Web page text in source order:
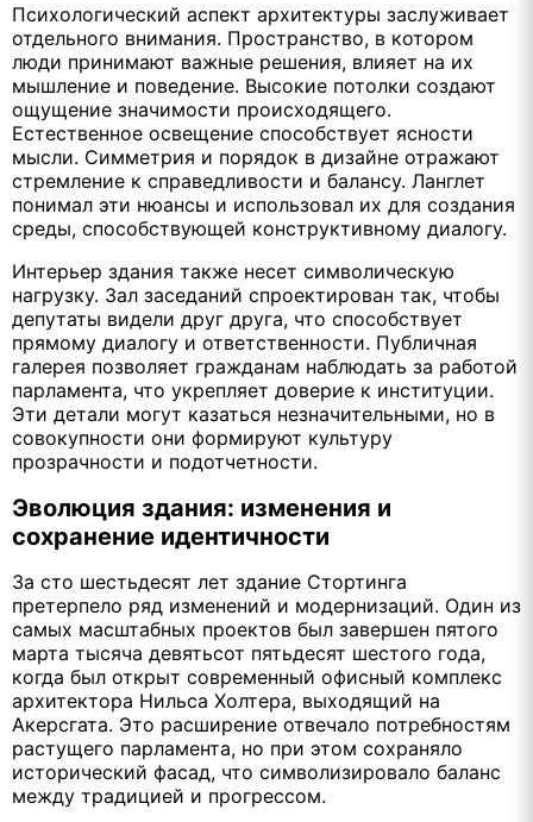
Психологический аспект архитектуры заслуживает
отдельного внимания. Пространство, в котором
люди принимают важные решения, влияет на их
мышление и поведение. Высокие потолки создают
ощущение значимости происходящего.
Естественное освещение способствует ясности
мысли. Симметрия и порядок в дизайне отражают
стремление к справедливости и балансу. Ланглет
понимал эти нюансы и использовал их для создания
среды, способствующей конструктивному диалогу.
Интерьер здания также несет символическую
нагрузку. Зал заседаний спроектирован так, чтобы
депутаты видели друг друга, что способствует
прямому диалогу и ответственности. Публичная
галерея позволяет гражданам наблюдать за работой
парламента, что укрепляет доверие к институции.
Эти детали могут казаться незначительными, но в
совокупности они формируют культуру
прозрачности и подотчетности.
Эволюция здания: изменения и
сохранение идентичности
За сто шестьдесят лет здание Стортинга
претерпело ряд изменений и модернизаций. Один из
самых масштабных проектов был завершен пятого
марта тысяча девятьсот пятьдесят шестого года,
когда был открыт современный офисный комплекс
архитектора Нильса Холтера, выходящий на
Акерсгата. Это расширение отвечало потребностям
растущего парламента, но при этом сохраняло
исторический фасад, что символизировало баланс
между традицией и прогрессом.